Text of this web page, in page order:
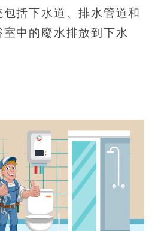
括下水道、排水管道和
中的廢水排放到下水